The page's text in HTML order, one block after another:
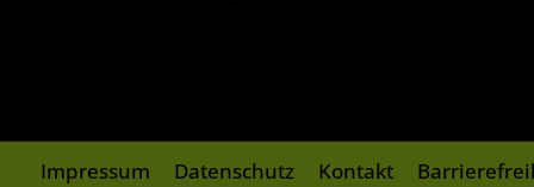
Impressum Datenschutz Kontakt